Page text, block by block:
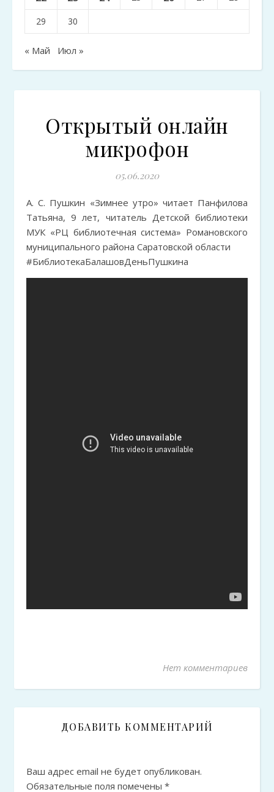
29 30
« Май Июл »
Открытый онлайн
микрофон
05.06.2020
А. С. Пушкин «Зимнее утро» читает Панфилова
Татьяна, 9 лет, читатель Детской библиотеки
МУК «РЦ библиотечная система» Романовского
муниципального района Саратовской области
#БиблиотекаБалашовДеньПушкина
Нет комментариев
ДОБАВИТЬ КОММЕНТАРИЙ
Ваш адрес email не будет опубликован.
Обязательные поля помечены *